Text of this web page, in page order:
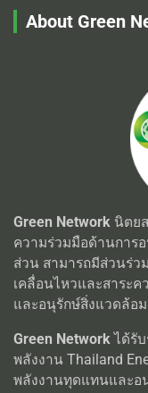
About Green
Green Network นิตย
ความร่วมมือด้านการ
ส่วน สามารถมีส่วนร่ว
เคลื่อนไหวและสาระค
และอนุรักษ์สิ่งแวดล้อม
Green Networkได้รั
พลังงาน Thailand
พลังงานทุดแทนและอ